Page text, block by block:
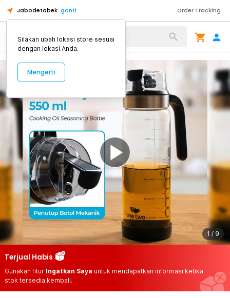
Jabodetabek ganti Order Tracking
Alat Kopi
1 / 9
Terjual Habis
Gunakan fitur Ingatkan Saya untuk mendapatkan informasi ketika
stok tersedia kembali.
Silakan ubah lokasi store sesuai
dengan lokasi Anda.
Mengerti